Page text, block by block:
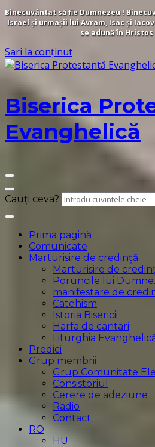
Binecuvântat să fie Dumnezeu !
Israel și urmașii lui Avram, Isac și
se adună în Hristos
Sari la conținut
Biserica
Evanghelică
Cauți ceva?
Prima pagină
Comunicate
Marturisire de credință
Marturisire de
Poruncile lui
manifestare de
Catehism
Istoria Bisericii
Harfa de cantari
Liturghia
Predici
Grup membrii
Grup Comunitate
Consistoriul
Cerere de adeziune
Radio
Contact
RO
HU